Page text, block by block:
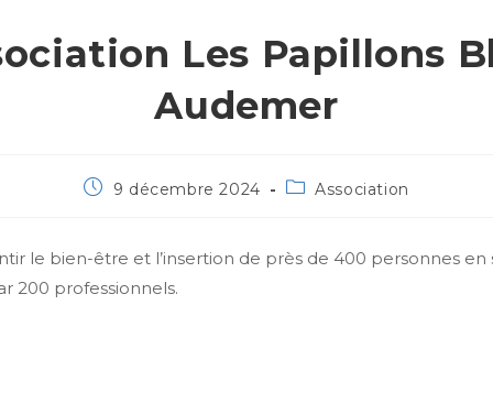
Les Papillons
Audemer
9 décembre 2024 Association
le bien-être et l’insertion de près de 400 personnes
200 professionnels.